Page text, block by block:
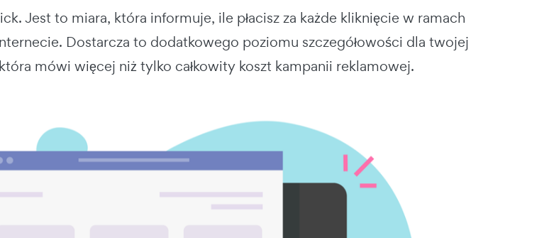
. Jest to miara, która informuje, ile płacisz za każde kliknięcie w ramach
Dostarcza to dodatkowego poziomu szczegółowości dla twojej
mówi więcej niż tylko całkowity koszt kampanii reklamowej.